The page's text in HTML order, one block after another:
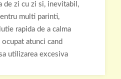
de zi cu zi si, inevitabil,
multi parinti,
rapida de a calma
atunci cand
utilizarea excesiva